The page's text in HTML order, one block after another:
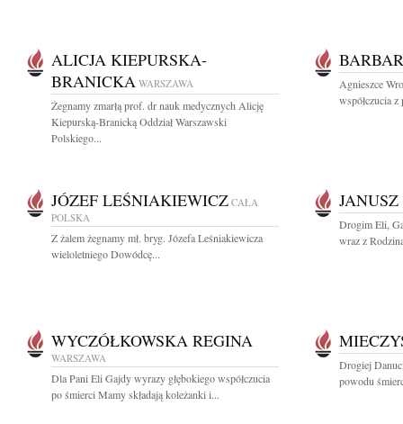
ALICJA KIEPURSKA-
BRANICKA WARSZAWA
Żegnamy zmarłą prof. dr nauk medycznych Alicję
Kiepurską-Branicką Oddział Warszawski
Polskiego...
Agnieszce
współczucia
JÓZEF LEŚNIAKIEWICZ CAŁA
POLSKA
Z żalem żegnamy mł. bryg. Józefa Leśniakiewicza
wieloletniego Dowódcę...
Drogim Eli,
wraz z
WYCZÓŁKOWSKA REGINA
WARSZAWA
Dla Pani Eli Gajdy wyrazy głębokiego współczucia
po śmierci Mamy składają koleżanki i...
Drogiej
powodu